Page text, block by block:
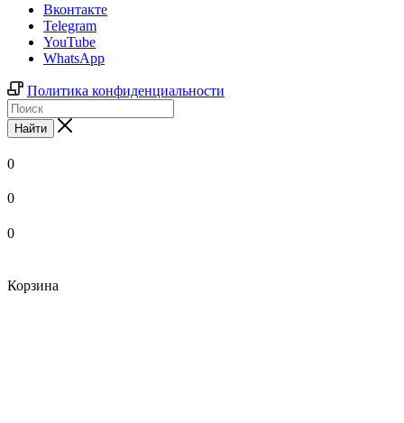
Вконтакте
Telegram
YouTube
WhatsApp
Политика конфиденциальности
Найти
0
0
0
Корзина